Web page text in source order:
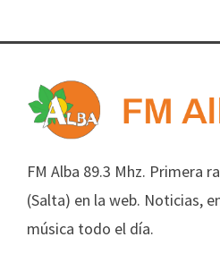
FM Alba 89.3 Mhz. Primera
(Salta) en la web. Noticias,
música todo el día.